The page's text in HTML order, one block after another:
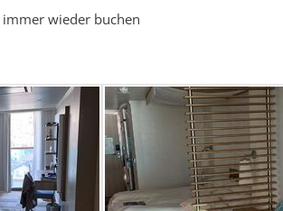
wieder buchen